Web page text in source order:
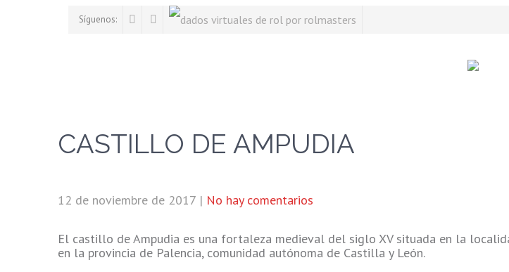
Síguenos:
CASTILLO DE AMPUDIA
12 de noviembre de 2017 | No hay comentarios
El castillo de Ampudia es una fortaleza medieval del siglo XV situada en la
en la provincia de Palencia, comunidad autónoma de Castilla y León.